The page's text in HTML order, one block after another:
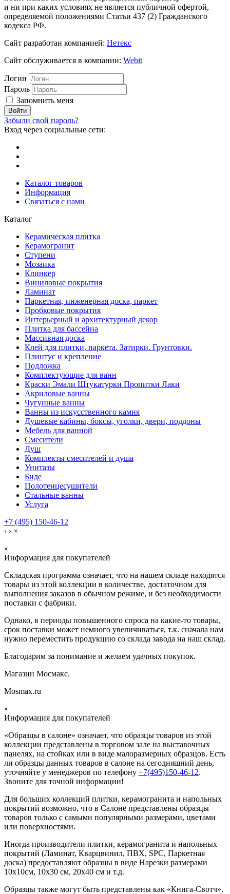
и ни при каких условиях не является публичной офертой,
определяемой положениями Статьи 437 (2) Гражданского
кодекса РФ.
Сайт разработан компанией: Нетекс
Сайт обслуживается в компании: Webit
Логин
Пароль
Запомнить меня
Забыли свой пароль?
Вход через социальные сети:
Каталог товаров
Информация
Связаться с нами
Каталог
Керамическая плитка
Керамогранит
Ступени
Мозаика
Клинкер
Виниловые покрытия
Ламинат
Паркетная, инженерная доска, паркет
Пробковые покрытия
Интерьерный и архитектурный декор
Плитка для бассейна
Массивная доска
Клей для плитки, паркета. Затирки. Грунтовки.
Плинтус и крепление
Подложка
Комплектующие для ванн
Краски Эмали Штукатурки Пропитки Лаки
Акриловые ванны
Чугунные ванны
Ванны из искусственного камня
Душевые кабины, боксы, уголки, двери, поддоны
Мебель для ванной
Смесители
Душ
Комплекты смесителей и душа
Унитазы
Биде
Полотенцесушители
Стальные ванны
Услуга
+7 (495) 150-46-12
‹ › ×
×
Информация для покупателей
Складская программа означает, что на нашем складе находятся
товары из этой коллекции в количестве, достаточном для
выполнения заказов в обычном режиме, и без необходимости
поставки с фабрики.
Однако, в периоды повышенного спроса на какие-то товары,
срок поставки может немного увеличиваться, т.к. сначала нам
нужно переместить продукцию со склада завода на наш склад.
Благодарим за понимание и желаем удачных покупок.
Магазин Мосмакс.
Mosmax.ru
×
Информация для покупателей
«Образцы в салоне» означает, что образцы товаров из этой
коллекции представлены в торговом зале на выставочных
панелях, на стойках или в виде малоразмерных образцов. Есть
ли образцы данных товаров в салоне на сегодняшний день,
уточняйте у менеджеров по телефону +7(495)150-46-12.
Звоните для точной информации!
Для больших коллекций плитки, керамогранита и напольных
покрытий возможно, что в Салоне представлены образцы
товаров только с самыми популярными размерами, цветами
или поверхностями.
Иногда производители плитки, керамогранита и напольных
покрытий (Ламинат, Кварцвинил, ПВХ, SPC, Паркетная
доска) предоставляют образцы в виде Нарезки размерами
10х10см, 10х30 см, 20х40 см и т.д.
Образцы также могут быть представлены как «Книга-Свотч».